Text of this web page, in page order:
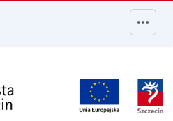
menu